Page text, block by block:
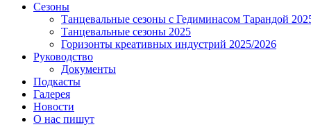
Сезоны
Танцевальные сезоны с Гедиминасом Тарандой
Танцевальные сезоны 2025
Горизонты креативных индустрий 2025/2026
Руководство
Документы
Подкасты
Галерея
Новости
О нас пишут